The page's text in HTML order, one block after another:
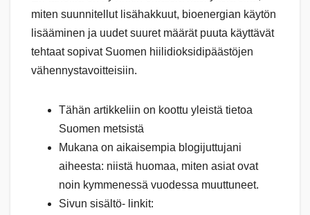
miten suunnitellut lisähakkuut, bioenergian käytön
lisääminen ja uudet suuret määrät puuta käyttävät
tehtaat sopivat Suomen hiilidioksidipäästöjen
vähennystavoitteisiin.
Tähän artikkeliin on koottu yleistä tietoa
Suomen metsistä
Mukana on aikaisempia blogijuttujani
aiheesta: niistä huomaa, miten asiat ovat
noin kymmenessä vuodessa muuttuneet.
Sivun sisältö- linkit: